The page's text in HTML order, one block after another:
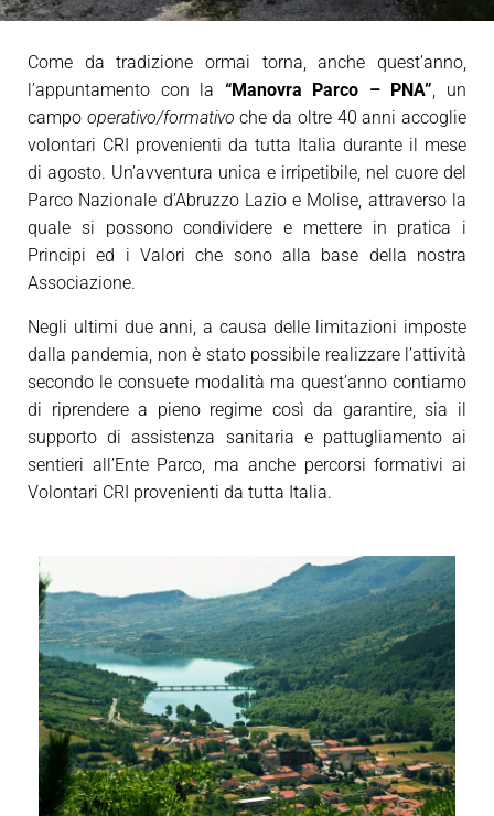
Come da tradizione ormai torna, anche quest’anno,
l’appuntamento con la “Manovra Parco – PNA”, un
campo operativo/formativoche da oltre 40 anni accoglie
volontari CRI provenienti da tutta Italia durante il mese
di agosto. Un’avventura unica e irripetibile, nel cuore del
Parco Nazionale d’Abruzzo Lazio e Molise, attraverso la
quale si possono condividere e mettere in pratica i
Principi ed i Valori che sono alla base della nostra
Associazione.
Negli ultimi due anni, a causa delle limitazioni imposte
dalla pandemia, non è stato possibile realizzare l’attività
secondo le consuete modalità ma quest’anno contiamo
di riprendere a pieno regime così da garantire, sia il
supporto di assistenza sanitaria e pattugliamento ai
sentieri all’Ente Parco, ma anche percorsi formativi ai
Volontari CRI provenienti da tutta Italia.